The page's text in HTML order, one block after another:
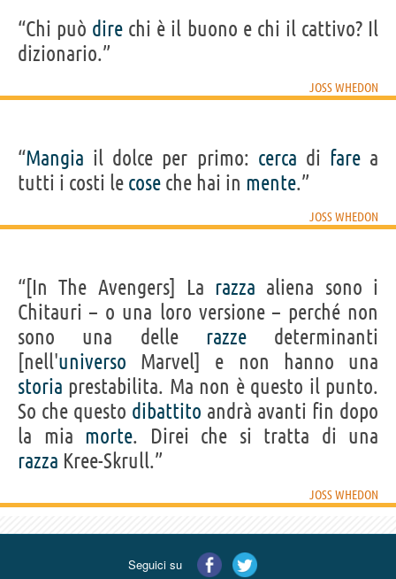
“Chi può dire chi è il buono e chi il cattivo? Il
dizionario.”
JOSS WHEDON
“Mangia il dolce per primo: cerca di farea
tutti i costi le cose che hai in mente.”
JOSS WHEDON
“[In The Avengers] La razza aliena sono i
Chitauri – o una loro versione – perché non
sono una delle razzedeterminanti
[nell'universo Marvel] e non hanno una
storia prestabilita. Ma non è questo il punto.
So che questo dibattito andrà avanti fin dopo
la mia morte. Direi che si tratta di una
razza Kree-Skrull.”
JOSS WHEDON
Seguici su